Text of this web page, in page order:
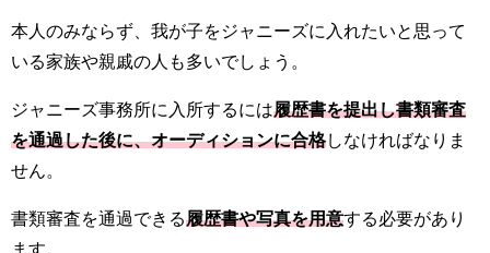
本人のみならず、我が子をジャニーズに入れたいと思って
いる家族や親戚の人も多いでしょう。
ジャニーズ事務所に入所するには履歴書を提出し書類審査
を通過した後に、オーディションに合格しなければなりま
せん。
書類審査を通過できる履歴書や写真を用意する必要があり
ます。